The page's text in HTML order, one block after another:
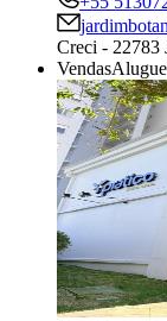
Creci - 22783
Vendas